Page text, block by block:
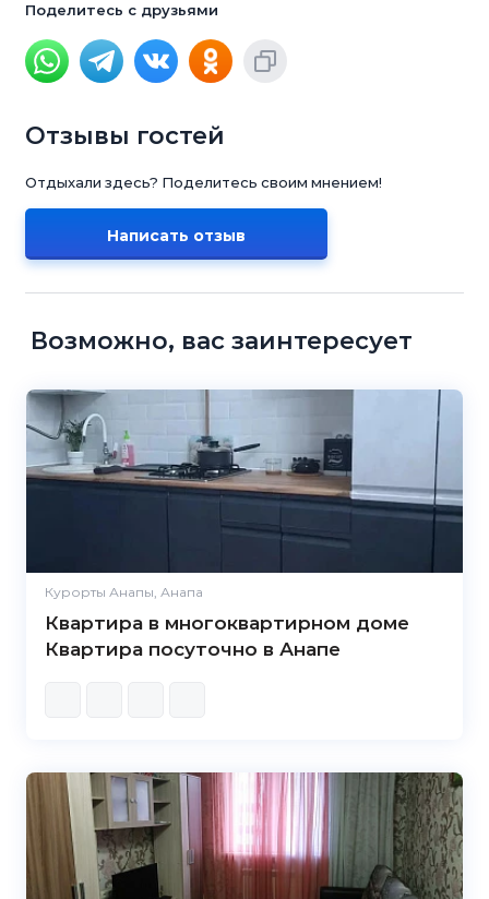
Поделитесь с друзьями
Отзывы гостей
Отдыхали здесь? Поделитесь своим мнением!
Написать отзыв
Возможно, вас заинтересует
Курорты Анапы, Анапа
Квартира в многоквартирном доме
Квартира посуточно в Анапе